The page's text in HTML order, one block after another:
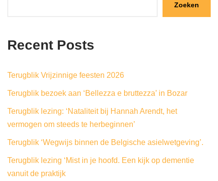
Zoeken
Recent Posts
Terugblik Vrijzinnige feesten 2026
Terugblik bezoek aan ‘Bellezza e bruttezza’ in Bozar
Terugblik lezing: ‘Nataliteit bij Hannah Arendt, het
vermogen om steeds te herbeginnen’
Terugblik ‘Wegwijs binnen de Belgische asielwetgeving’.
Terugblik lezing ‘Mist in je hoofd. Een kijk op dementie
vanuit de praktijk